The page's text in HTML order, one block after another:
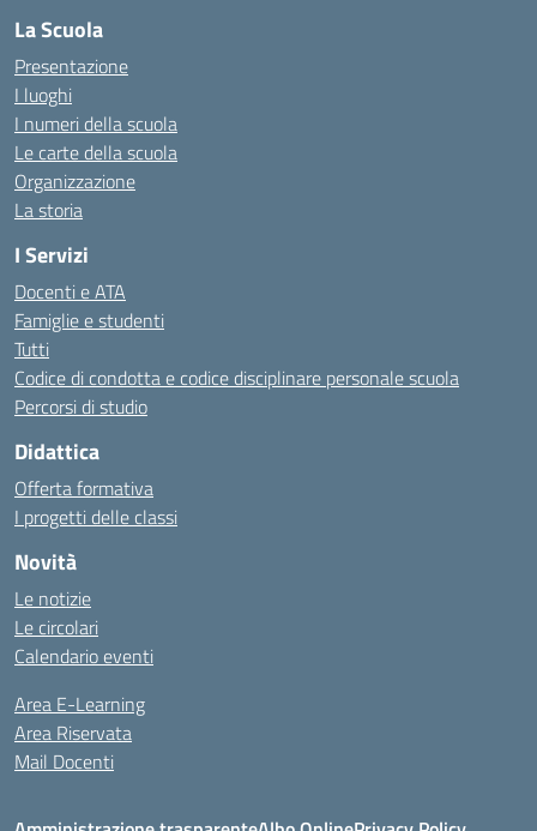
La Scuola
Presentazione
I luoghi
I numeri della scuola
Le carte della scuola
Organizzazione
La storia
I Servizi
Docenti e ATA
Famiglie e studenti
Tutti
Codice di condotta e codice disciplinare personale scuola
Percorsi di studio
Didattica
Offerta formativa
I progetti delle classi
Novità
Le notizie
Le circolari
Calendario eventi
Area E-Learning
Area Riservata
Mail Docenti